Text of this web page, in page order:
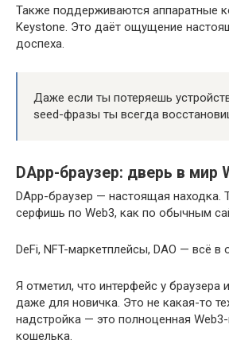
Также поддерживаются аппаратные
Keystone. Это даёт ощущение
доспеха.
Даже если ты потеряешь
seed-фразы ты всегда
DApp-браузер: дверь в мир
DApp-браузер — настоящая находка.
серфишь по Web3, как по обычным
DeFi, NFT-маркетплейсы, DAO — всё в
Я отметил, что интерфейс у браузера
даже для новичка. Это не какая-то
надстройка — это полноценная
кошелька.